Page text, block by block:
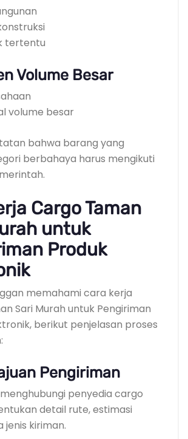
tertentu
Volume Besar
volume besar
bahwa barang yang
berbahaya harus mengikuti
Cargo Taman
untuk
Produk
memahami cara kerja
Sari Murah untuk Pengiriman
berikut penjelasan proses
Pengiriman
penyedia cargo
detail rute, estimasi
jenis kiriman.